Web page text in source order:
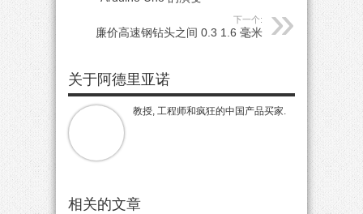
下一个:
廉价高速钢钻头之间 0.3 1.6 毫米
关于阿德里亚诺
教授, 工程师和疯狂的中国产品买家.
相关的文章